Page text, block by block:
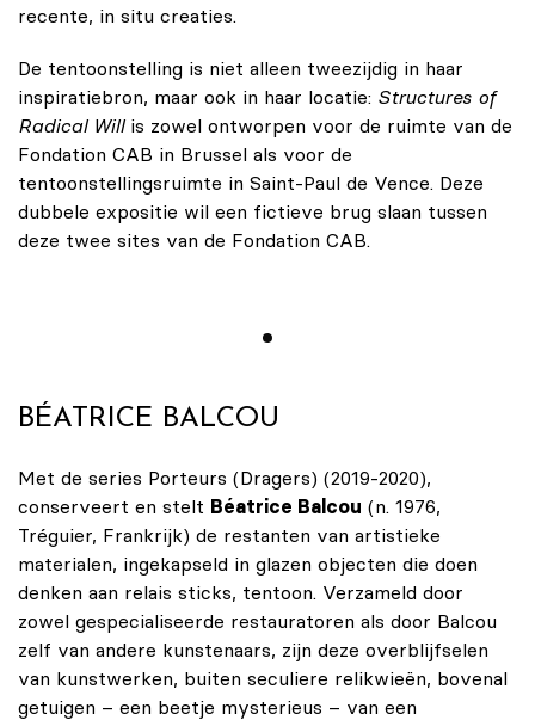
recente, in situ creaties.
De tentoonstelling is niet alleen tweezijdig in haar
inspiratiebron, maar ook in haar locatie: Structures of
Radical Willis zowel ontworpen voor de ruimte van de
Fondation CAB in Brussel als voor de
tentoonstellingsruimte in Saint-Paul de Vence. Deze
dubbele expositie wil een fictieve brug slaan tussen
deze twee sites van de Fondation CAB.
BÉATRICE BALCOU
Met de series Porteurs (Dragers) (2019-2020),
conserveert en stelt Béatrice Balcou (n. 1976,
Tréguier, Frankrijk) de restanten van artistieke
materialen, ingekapseld in glazen objecten die doen
denken aan relais sticks, tentoon. Verzameld door
zowel gespecialiseerde restauratoren als door Balcou
zelf van andere kunstenaars, zijn deze overblijfselen
van kunstwerken, buiten seculiere relikwieën, bovenal
getuigen – een beetje mysterieus – van een